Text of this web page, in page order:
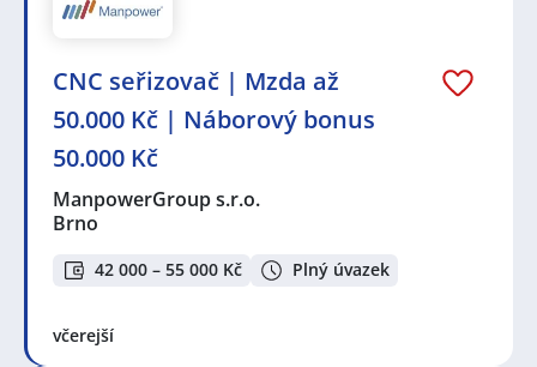
CNC seřizovač | Mzda až
50.000 Kč | Náborový bonus
50.000 Kč
ManpowerGroup s.r.o.
Brno
42 000 – 55 000 Kč Plný úvazek
včerejší